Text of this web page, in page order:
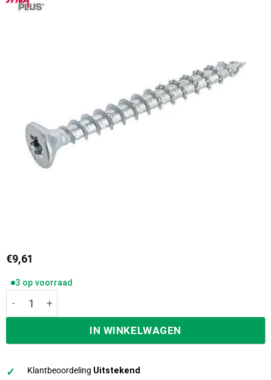
€9,61
3 op voorraad
Dynaplus schroeven torx t-25 platkop 5,0 x 35 mm
IN WINKELWAGEN
✓ Klantbeoordeling Uitstekend